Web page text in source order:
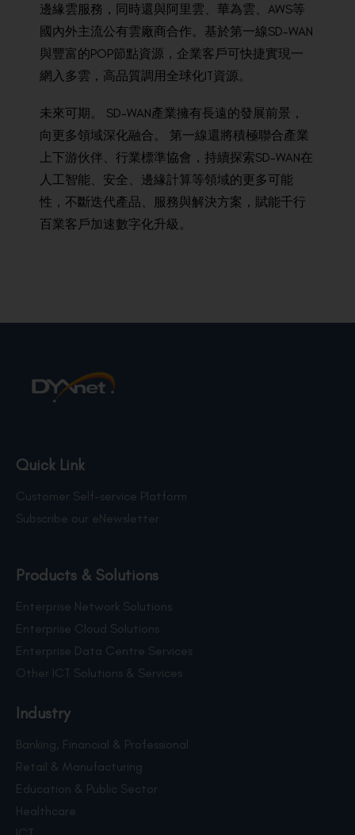
邊緣雲服務， 同時還與阿里雲、 華為雲、 AWS等
國 內外主流公有雲廠商合作。 基於第一線SD-WAN
與豐富的POP節點資源 ， 企業客戶可快捷實現一
網 入 多雲 ， 高品質調用全球化IT資源。
未來可期。 SD-WAN產業擁有長遠的發展前景，
向 更多領域深化融合。 第一線 還將積極聯合產業
上下游伙伴、 行業標準協會 ， 持續探索SD-WAN在
人工智能、 安全、 邊緣計算等領域的更多可能
性 ， 不斷迭代產品、 服務與解決方案 ， 賦能千行
百業客戶加速數字化升級 。
Quick Link
Customer Self-service Platform
Subscribe our eNewsletter
Products & Solutions
Enterprise Network Solutions
Enterprise Cloud Solutions
Enterprise Data Centre Services
Other ICT Solutions & Services
Industry
Banking, Financial & Professional
Retail & Manufacturing
Education & Public Sector
Healthcare